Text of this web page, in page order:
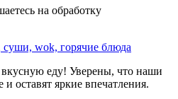
на обработку
еду! Уверены, что наши
оставят яркие впечатления.